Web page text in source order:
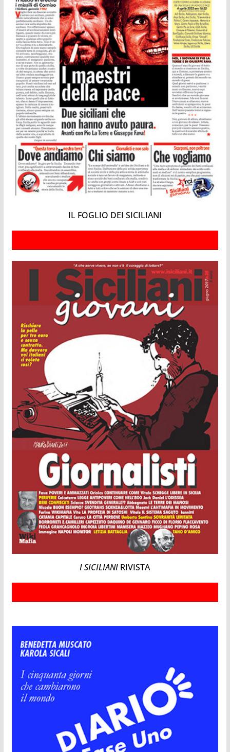
IL FOGLIO DEI SICILIANI
I SICILIANI RIVISTA